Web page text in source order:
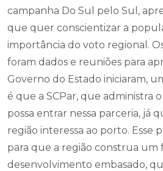
campanha Do Sul pelo Sul,
que quer conscientizar a
importância do voto regional.
foram dados e reuniões para
Governo do Estado iniciaram,
é que a SCPar, que administra
possa entrar nessa parceria, já
região interessa ao porto. Esse
para que a região construa
desenvolvimento embasado,